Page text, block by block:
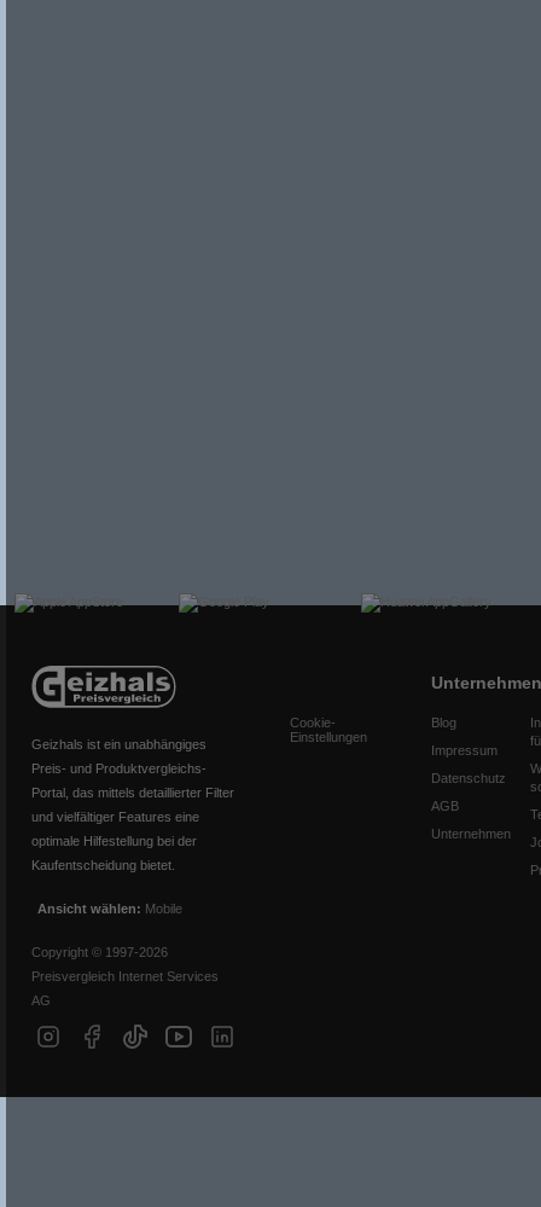
Geizhals ist ein unabhängiges
Preis- und Produktvergleichs-
Portal, das mittels detaillierter Filter
und vielfältiger Features eine
optimale Hilfestellung bei der
Kaufentscheidung bietet.
Ansicht wählen: Mobile
Copyright © 1997-2026
Preisvergleich Internet Services
AG
Cookie-
Einstellungen
Unternehmen
Blog
Impressum
Datenschutz
AGB
Unternehmen